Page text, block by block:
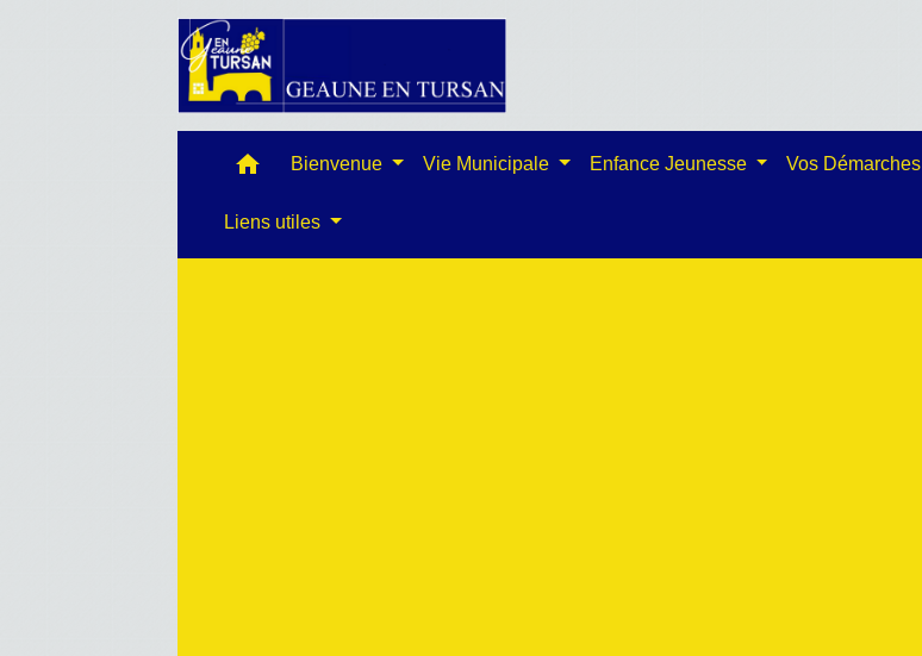
home Bienvenue Vie Municipale Enfance Jeunesse Vos Démarches
Liens utiles